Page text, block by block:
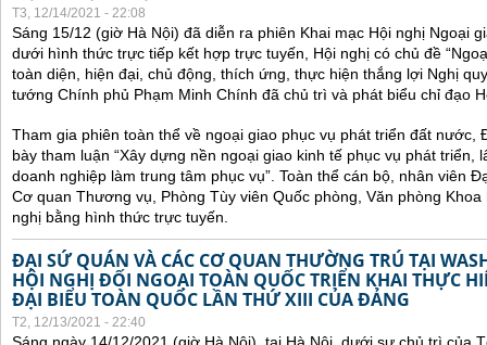
T3, 12/14/2021 - 22:08
Sáng 15/12 (giờ Hà Nội) đã diễn ra phiên Khai mạc Hội nghị Ngoại
dưới hình thức trực tiếp kết hợp trực tuyến, Hội nghị có chủ đề
toàn diện, hiện đại, chủ động, thích ứng, thực hiện thắng lợi Nghị
tướng Chính phủ Phạm Minh Chính đã chủ trì và phát biểu chỉ đạo
Tham gia phiên toàn thể về ngoại giao phục vụ phát triển đất nước,
bày tham luận “Xây dựng nền ngoại giao kinh tế phục vụ phát triển,
doanh nghiệp làm trung tâm phục vụ”. Toàn thể cán bộ, nhân viên
Cơ quan Thương vụ, Phòng Tùy viên Quốc phòng, Văn phòng
nghị bằng hình thức trực tuyến.
ĐẠI SỨ QUÁN VÀ CÁC CƠ QUAN THƯỜNG TRÚ TẠI
HỘI NGHỊ ĐỐI NGOẠI TOÀN QUỐC TRIỂN KHAI THỰC
ĐẠI BIỂU TOÀN QUỐC LẦN THỨ XIII CỦA ĐẢNG
T2, 12/13/2021 - 22:40